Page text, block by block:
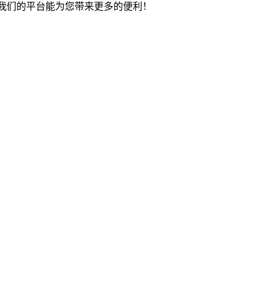
的平台能为您带来更多的便利！